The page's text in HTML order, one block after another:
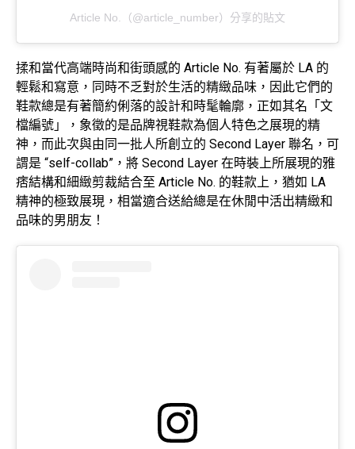
Article No.（@article_number）分享的貼文
揉和當代高端時尚和街頭感的 Article No. 有著屬於 LA 的
輕鬆和寫意，同時不乏對於生活的精緻品味，因此它們的
鞋款總是有著簡約俐落的設計和時髦輪廓，正如其名「文
檔編號」，象徵的是品牌視鞋款為個人特色之展現的精
神，而此次與由同一批人所創立的 Second Layer 聯名，可
謂是 “self-collab”，將 Second Layer 在時裝上所展現的雅
痞結構和細緻剪裁結合至 Article No. 的鞋款上，猶如 LA
精神的極致展現，相當適合送給總是在休閒中活出精緻和
品味的男朋友！